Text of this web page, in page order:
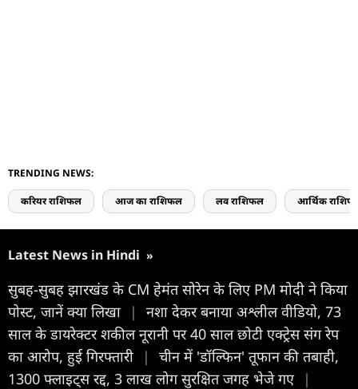
TRENDING NEWS:
करियर राशिफल आज का राशिफल लव राशिफल आर्थिक
Latest News in Hindi »
सुबह-सुबह झारखंड के CM हेमंत सोरेन के लिए PM मोदी ने किया
पोस्ट, जानें क्या लिखा
|
नशा देकर बनाया अश्लील वीडियो, 73
साल के डायरेक्टर शकील नूरानी पर 40 साल छोटी एक्ट्रेस संग रेप
का आरोप, हुई गिरफ्तारी
|
चीन में 'डॉल्फिन' तूफान की तबाही,
1300 फ्लाइट्स रद्द, 3 लाख लोग सुरक्षित जगह भेजे गए |